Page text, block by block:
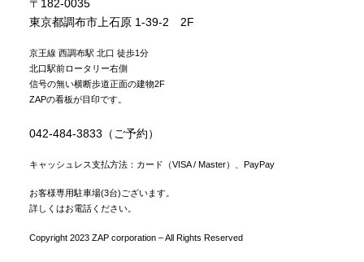
〒182-0035
東京都調布市上石原 1-39-2 2F
京王線 西調布駅 北口 徒歩1分
北口駅前ロータリー右側
信号の無い横断歩道正面の建物2F
ZAPの看板が目印です。
042-484-3833（ご予約）
キャッシュレス支払方法：カード（VISA / Master）、PayPay
お客様専用駐車場(3台)ございます。
詳しくはお電話ください。
Copyright 2023 ZAP corporation – All Rights Reserved